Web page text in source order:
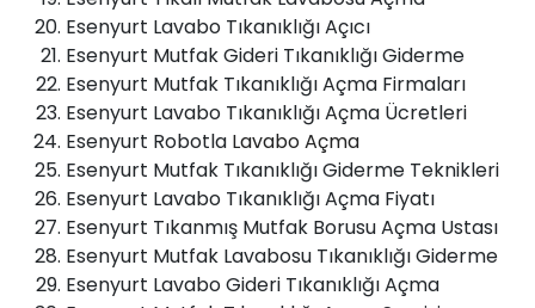
Esenyurt Lavabo Tıkanıklığı Açıcı
Esenyurt Mutfak Gideri Tıkanıklığı Giderme
Esenyurt Mutfak Tıkanıklığı Açma Firmaları
Esenyurt Lavabo Tıkanıklığı Açma Ücretleri
Esenyurt Robotla Lavabo Açma
Esenyurt Mutfak Tıkanıklığı Giderme Teknikleri
Esenyurt Lavabo Tıkanıklığı Açma Fiyatı
Esenyurt Tıkanmış Mutfak Borusu Açma Ustası
Esenyurt Mutfak Lavabosu Tıkanıklığı Giderme
Esenyurt Lavabo Gideri Tıkanıklığı Açma